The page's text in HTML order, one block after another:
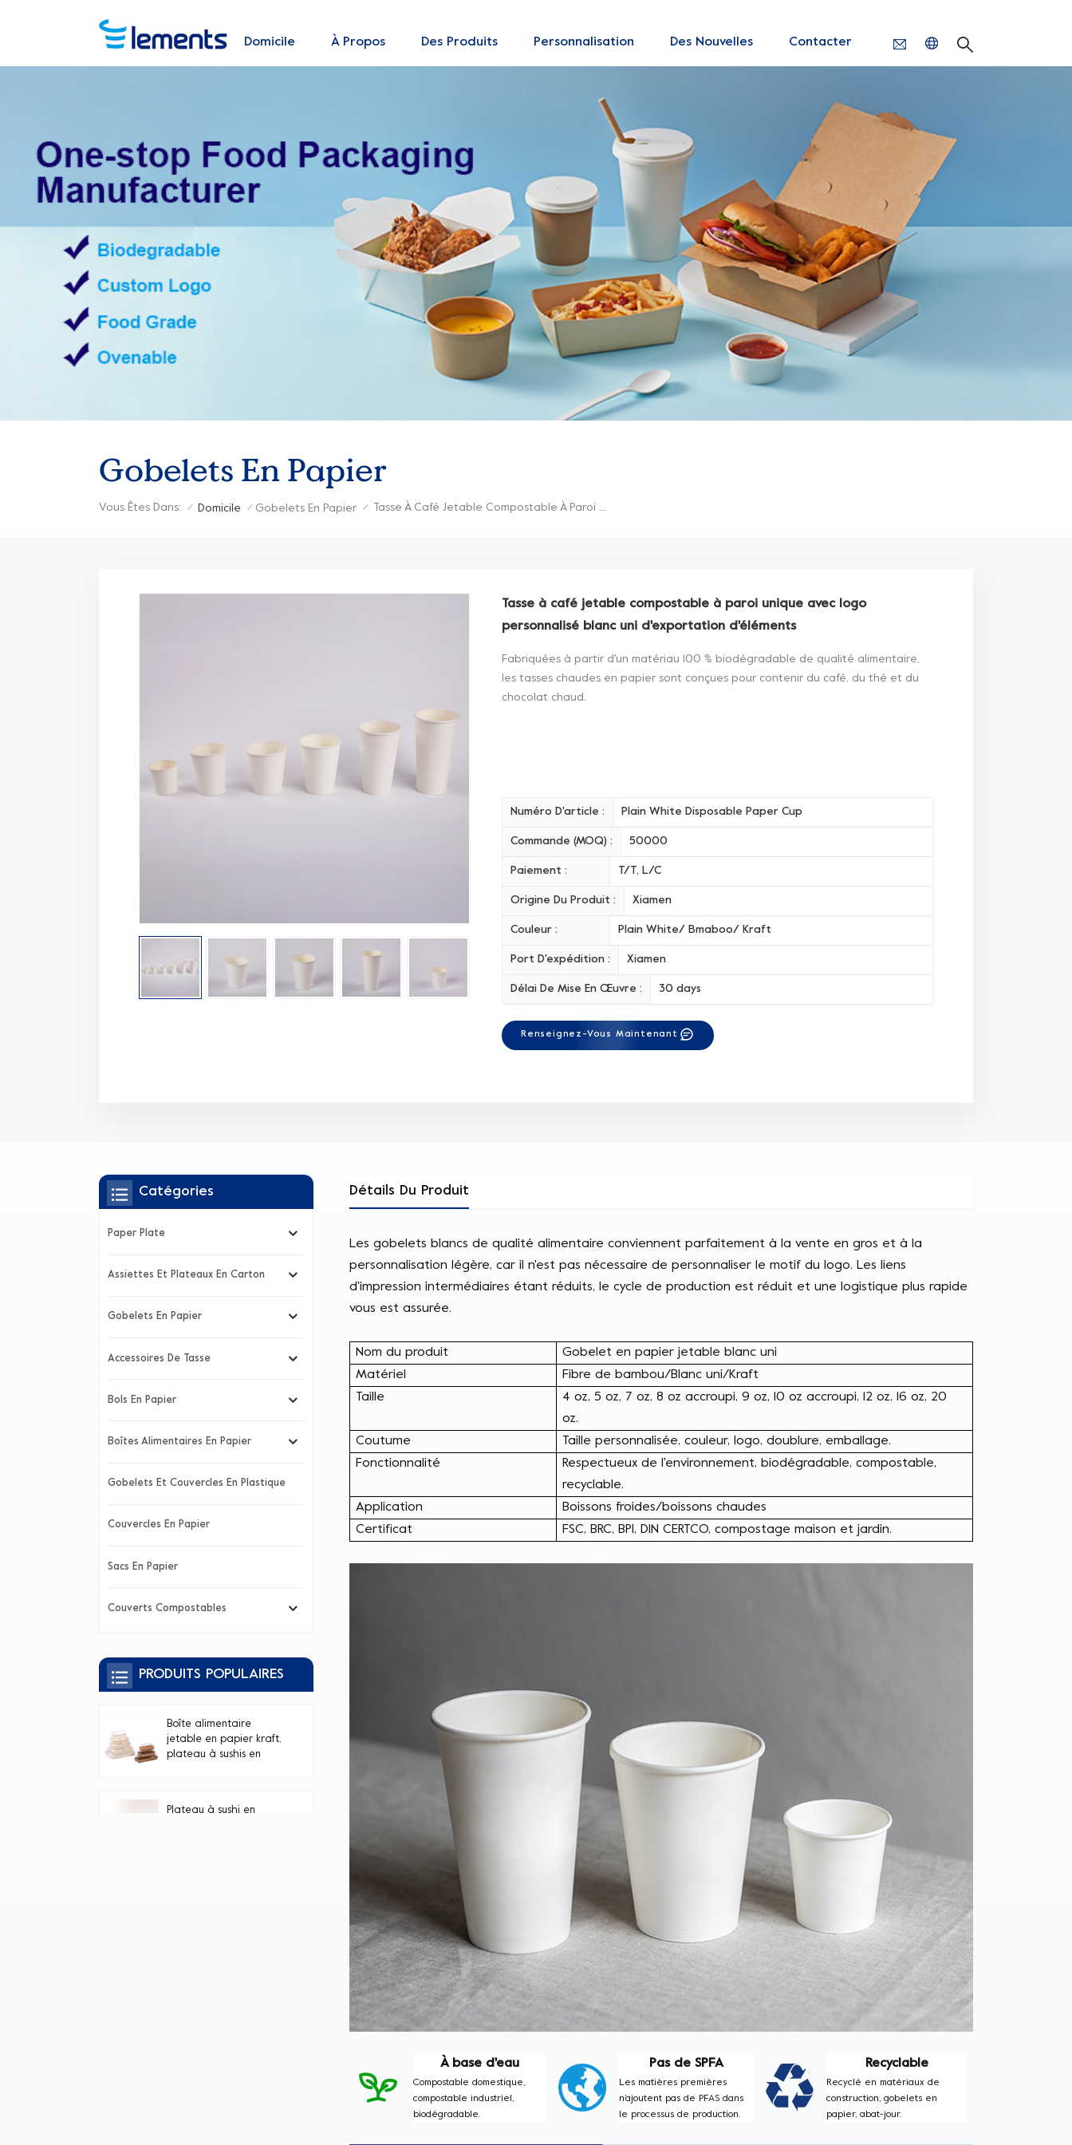
Domicile À Propos Des Produits Personnalisation Des Nouvelles Contacter
Gobelets En Papier
Vous Êtes Dans: / Domicile / Gobelets En Papier / Tasse À Café Jetable Compostable À Paroi Unique Avec Logo Personnalisé Blanc Uni D'exportation D'éléments
Tasse à café jetable compostable à paroi unique avec logo
personnalisé blanc uni d'exportation d'éléments
Fabriquées à partir d'un matériau 100 % biodégradable de qualité alimentaire,
les tasses chaudes en papier sont conçues pour contenir du café, du thé et du
chocolat chaud.
Numéro D'article : Plain White Disposable Paper Cup
Commande (MOQ) : 50000
Paiement : T/T, L/C
Origine Du Produit : Xiamen
Couleur : Plain White/ Bmaboo/ Kraft
Port D'expédition : Xiamen
Délai De Mise En Œuvre : 30 days
Renseignez-Vous Maintenant
Détails Du Produit
Les gobelets blancs de qualité alimentaire conviennent parfaitement à la vente en gros et à la
personnalisation légère, car il n'est pas nécessaire de personnaliser le motif du logo. Les liens
d'impression intermédiaires étant réduits, le cycle de production est réduit et une logistique plus rapide
vous est assurée.
Nom du produit
Gobelet en papier jetable blanc uni
Matériel
Fibre de bambou/Blanc uni/Kraft
Taille
4 oz, 5 oz, 7 oz, 8 oz accroupi, 9 oz, 10 oz accroupi, 12 oz, 16 oz, 20
oz.
Coutume
Taille personnalisée, couleur, logo, doublure, emballage.
Fonctionnalité
Respectueux de l'environnement, biodégradable, compostable,
recyclable.
Application
Boissons froides/boissons chaudes
Certificat
FSC, BRC, BPI, DIN CERTCO, compostage maison et jardin.
À base d'eau
Compostable domestique,
compostable industriel,
biodégradable.
Pas de SPFA
Les matières premières
n’ajoutent pas de PFAS dans
le processus de production.
Recyclable
Recyclé en matériaux de
construction, gobelets en
papier, abat-jour.
Catégories
Paper Plate
Assiettes Et Plateaux En Carton
Gobelets En Papier
Accessoires De Tasse
Bols En Papier
Boîtes Alimentaires En Papier
Gobelets Et Couvercles En Plastique
Couvercles En Papier
Sacs En Papier
Couverts Compostables
PRODUITS POPULAIRES
Boîte alimentaire
jetable en papier kraft,
plateau à sushis en
transparent.
Plateau à sushi en